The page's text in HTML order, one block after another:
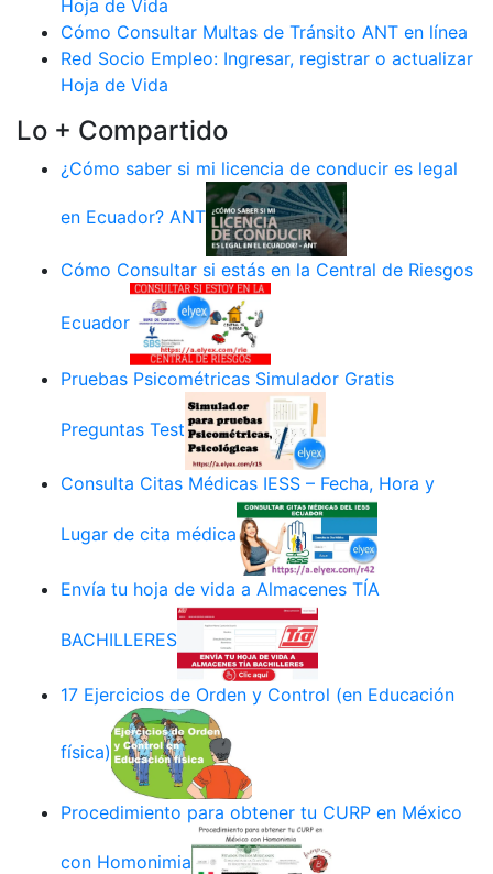
Hoja de Vida
Cómo Consultar Multas de Tránsito ANT en línea
Red Socio Empleo: Ingresar, registrar o actualizar
Hoja de Vida
Lo + Compartido
¿Cómo saber si mi licencia de conducir es legal
en Ecuador? ANT
Cómo Consultar si estás en la Central de Riesgos
Ecuador
Pruebas Psicométricas Simulador Gratis
Preguntas Test
Consulta Citas Médicas IESS – Fecha, Hora y
Lugar de cita médica
Envía tu hoja de vida a Almacenes TÍA
BACHILLERES
17 Ejercicios de Orden y Control (en Educación
física)
Procedimiento para obtener tu CURP en México
con Homonimia